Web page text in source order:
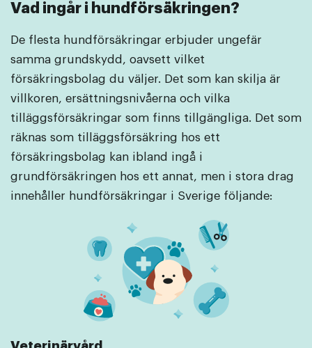
Vad ingår i hundförsäkringen?
De flesta hundförsäkringar erbjuder ungefär
samma grundskydd, oavsett vilket
försäkringsbolag du väljer. Det som kan skilja är
villkoren, ersättningsnivåerna och vilka
tilläggsförsäkringar som finns tillgängliga. Det som
räknas som tilläggsförsäkring hos ett
försäkringsbolag kan ibland ingå i
grundförsäkringen hos ett annat, men i stora drag
innehåller hundförsäkringar i Sverige följande: